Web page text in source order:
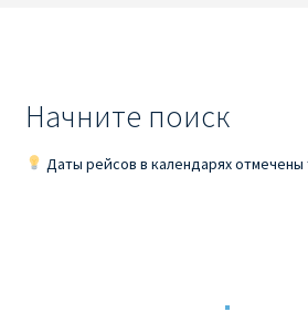
RYANAIR PL ОТ € 9
Начните поиск
Даты рейсов в календарях отмечены